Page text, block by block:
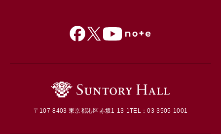
〒107-8403 東京都港区赤坂1-13-1TEL：03-3505-1001